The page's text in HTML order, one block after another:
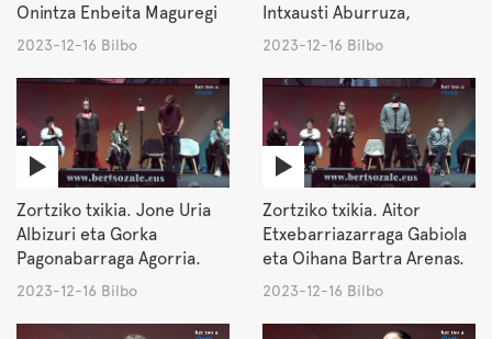
Onintza Enbeita Maguregi
2023-12-16 Bilbo
Intxausti Aburruza,
2023-12-16 Bilbo
Zortziko txikia. Jone Uria
Albizuri eta Gorka
Pagonabarraga Agorria.
2023-12-16 Bilbo
Zortziko txikia. Aitor
Etxebarriazarraga Gabiola
eta Oihana Bartra Arenas.
2023-12-16 Bilbo